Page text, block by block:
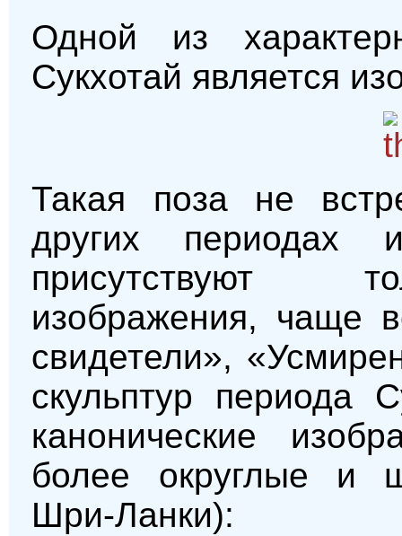
Одной из
Сукхотай является
Такая поза не
других периодах
присутствуют
изображения, чаще
свидетели»,
скульптур периода
канонические
более округлые и
Шри-Ланки):